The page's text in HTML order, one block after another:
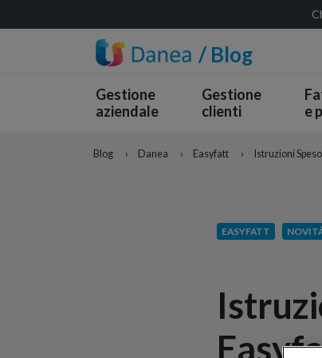
/ Blog
Gestione
aziendale
Gestione
clienti
e
Blog › Danea › Easyfatt › Istruzioni
EASYFATT